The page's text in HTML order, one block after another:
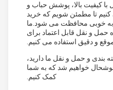
بالا، پوشش حباب و
مطمئن شویم که خرید
محافظت می شود.ما
و نقل قابل اعتماد برای
دقیق استفاده می کنیم.
و حمل و نقل ما دارید،
خواهیم شد که به شما
کمک کنیم.